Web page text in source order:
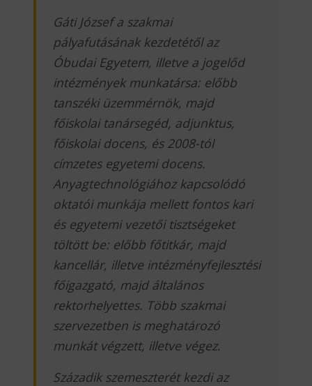
Gáti József a szakmai
pályafutásának kezdetétől az
Óbudai Egyetem, illetve a jogelőd
intézmények munkatársa: előbb
tanszéki üzemmérnök, majd
főiskolai tanársegéd, adjunktus,
főiskolai docens, és 2008-tól
címzetes egyetemi docens.
Anyagtechnológiához kapcsolódó
oktatói munkája mellett fontos kari
és egyetemi vezetői tisztségeket
töltött be: előbb főtitkár, majd
kancellár, illetve intézményfejlesztési
főigazgató, majd általános
rektorhelyettes. Több szakmai
szervezetben is meghatározó
munkát végzett, illetve végez.
Századik szemeszterét kezdi az